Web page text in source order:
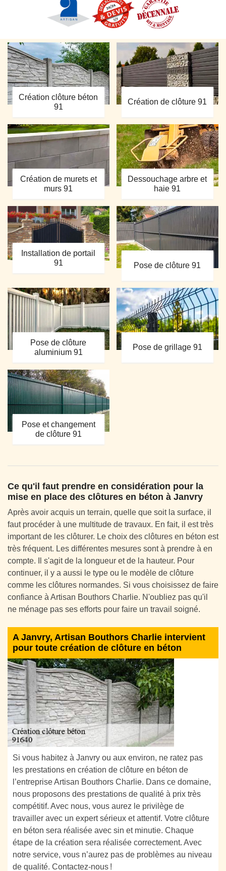
Création clôture béton
91
Création de clôture 91
Création de murets et
murs 91
Dessouchage arbre et
haie 91
Installation de portail
91
Pose de clôture 91
Pose de clôture
aluminium 91
Pose de grillage 91
Pose et changement
de clôture 91
Ce qu'il faut prendre en considération pour la
mise en place des clôtures en béton à Janvry
Après avoir acquis un terrain, quelle que soit la surface, il
faut procéder à une multitude de travaux. En fait, il est très
important de les clôturer. Le choix des clôtures en béton est
très fréquent. Les différentes mesures sont à prendre à en
compte. Il s'agit de la longueur et de la hauteur. Pour
continuer, il y a aussi le type ou le modèle de clôture
comme les clôtures normandes. Si vous choisissez de faire
confiance à Artisan Bouthors Charlie. N'oubliez pas qu'il
ne ménage pas ses efforts pour faire un travail soigné.
A Janvry, Artisan Bouthors Charlie intervient
pour toute création de clôture en béton
Si vous habitez à Janvry ou aux environ, ne ratez pas
les prestations en création de clôture en béton de
l’entreprise Artisan Bouthors Charlie. Dans ce domaine,
nous proposons des prestations de qualité à prix très
compétitif. Avec nous, vous aurez le privilège de
travailler avec un expert sérieux et attentif. Votre clôture
en béton sera réalisée avec sin et minutie. Chaque
étape de la création sera réalisée correctement. Avec
notre service, vous n’aurez pas de problèmes au niveau
de qualité. Contactez-nous !